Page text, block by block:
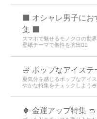
⬛ オシャレ男子に
集 ⬛
スマホで魅せるモノクロの世
壁紙テーマで個性を演出💁‍♂️
🍧 ポップなアイステ
夏気分を感じるポップなアイ
やかな特集をチェックしよう
🍀 金運アップ特集 👛